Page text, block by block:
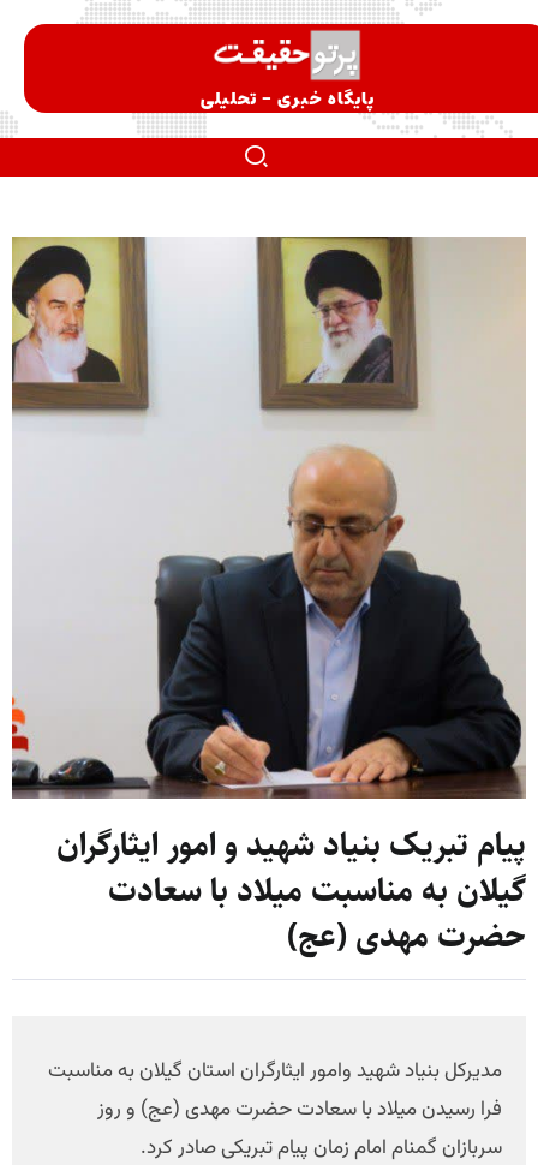
پایگاه خبری - تحلیلی
پیام تبریک بنیاد شهید و امور ایثارگران
گیلان به مناسبت میلاد با سعادت
حضرت مهدی (عج)
مدیرکل بنیاد شهید وامور ایثارگران استان گیلان به مناسبت
فرا رسیدن میلاد با سعادت حضرت مهدی (عج) و روز
سربازان گمنام امام زمان پیام تبریکی صادر کرد.